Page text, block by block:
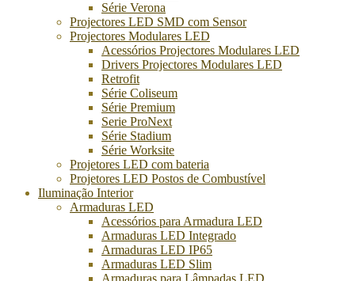
Série Verona
Projectores LED SMD com Sensor
Projectores Modulares LED
Acessórios Projectores Modulares LED
Drivers Projectores Modulares LED
Retrofit
Série Coliseum
Série Premium
Serie ProNext
Série Stadium
Série Worksite
Projetores LED com bateria
Projetores LED Postos de Combustível
Iluminação Interior
Armaduras LED
Acessórios para Armadura LED
Armaduras LED Integrado
Armaduras LED IP65
Armaduras LED Slim
Armaduras para Lâmpadas LED